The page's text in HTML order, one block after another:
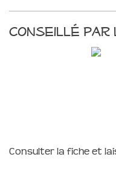
Conseillé par
Consulter la fiche et